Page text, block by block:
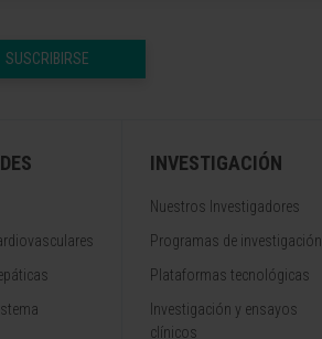
SUSCRIBIRSE
INVESTIGACIÓN
Nuestros Investigadores
Programas de investigación
Plataformas tecnológicas
Investigación y ensayos
clínicos